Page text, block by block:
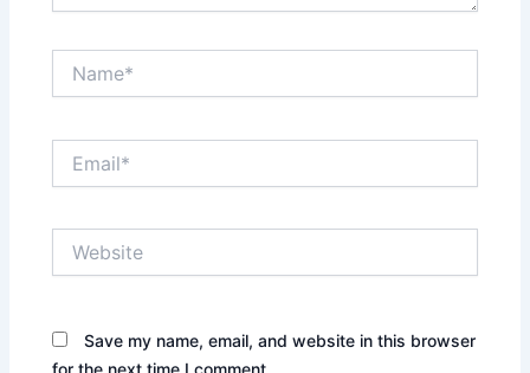
Save my name, email, and website in this browser
for the next time I comment.